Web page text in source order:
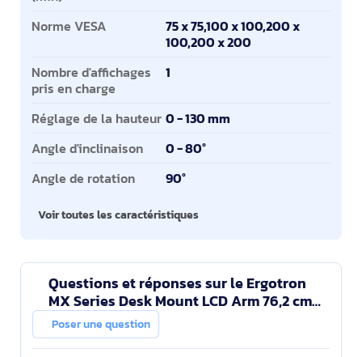
Norme VESA
75 x 75,100 x 100,200 x
100,200 x 200
Nombre d'affichages
pris en charge
1
Réglage de la hauteur 0 - 130 mm
Angle d'inclinaison
0 - 80°
Angle de rotation
90°
Voir toutes les caractéristiques
Questions et réponses sur le Ergotron
MX Series Desk Mount LCD Arm 76,2 cm
(30") Bureau Aluminium
Poser une question